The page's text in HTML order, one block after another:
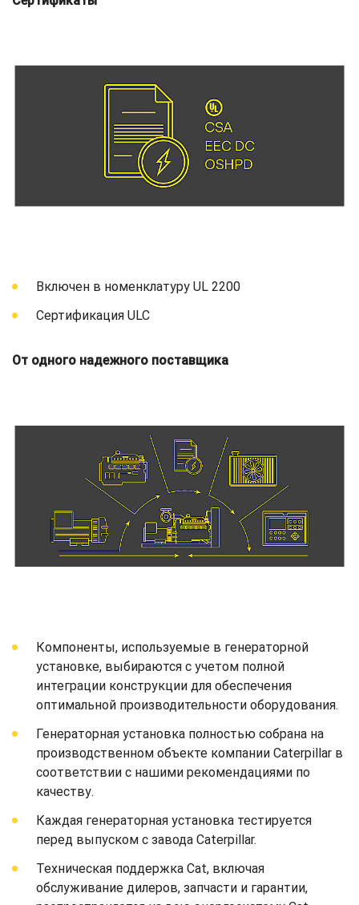
Включен в номенклатуру UL 2200
Сертификация ULC
От одного надежного поставщика
Компоненты, используемые в генераторной
установке, выбираются с учетом полной
интеграции конструкции для обеспечения
оптимальной производительности оборудования.
Генераторная установка полностью собрана на
производственном объекте компании Caterpillar в
соответствии с нашими рекомендациями по
качеству.
Каждая генераторная установка тестируется
перед выпуском с завода Caterpillar.
Техническая поддержка Cat, включая
обслуживание дилеров, запчасти и гарантии,